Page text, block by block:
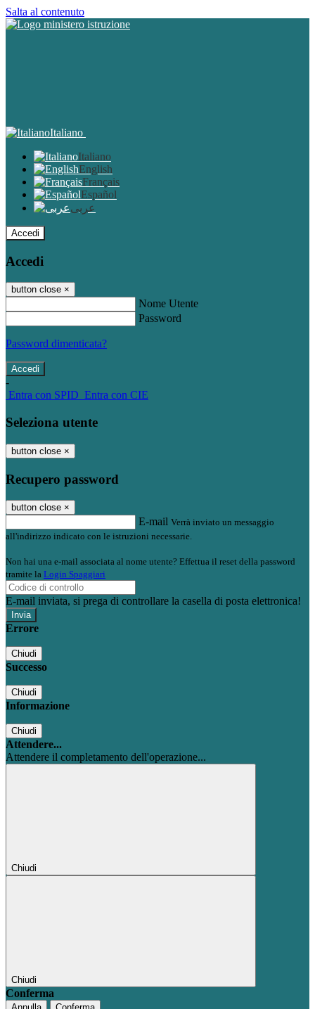
Salta al contenuto
Italiano
Italiano
English
Français
Español
عربى
Accedi
Accedi
button close ×
Nome Utente
Password
Password dimenticata?
-
Entra con SPID Entra con CIE
Seleziona utente
button close ×
Recupero password
button close ×
E-mail Verrà inviato un messaggio
all'indirizzo indicato con le istruzioni necessarie.
Non hai una e-mail associata al nome utente? Effettua il reset della password
tramite la Login Spaggiari
E-mail inviata, si prega di controllare la casella di posta elettronica!
Errore
Chiudi
Successo
Chiudi
Informazione
Chiudi
Attendere...
Attendere il completamento dell'operazione...
Chiudi
Chiudi
Conferma